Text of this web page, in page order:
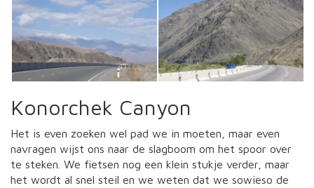
Konorchek Canyon
Het is even zoeken wel pad we in moeten, maar even
navragen wijst ons naar de slagboom om het spoor over
te steken. We fietsen nog een klein stukje verder, maar
het wordt al snel steil en we weten dat we sowieso de